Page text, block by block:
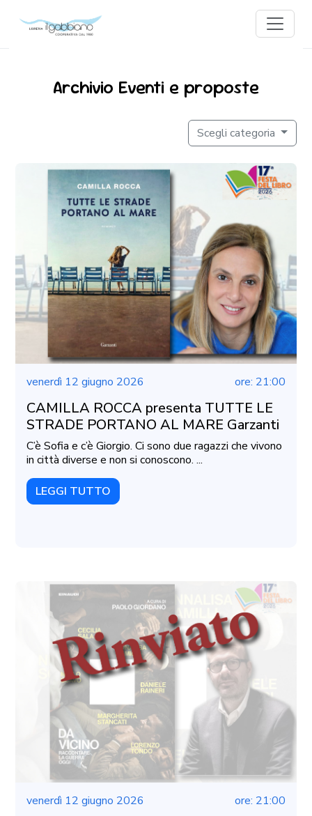
Archivio Eventi e proposte
Scegli categoria
venerdì 12 giugno 2026 ore: 21:00
CAMILLA ROCCA presenta TUTTE LE
STRADE PORTANO AL MARE Garzanti
C’è Sofia e c’è Giorgio. Ci sono due ragazzi che vivono
in città diverse e non si conoscono. ...
LEGGI TUTTO
venerdì 12 giugno 2026 ore: 21:00